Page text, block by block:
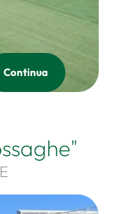
Continua